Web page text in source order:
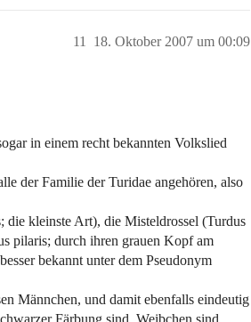
18. Oktober 2007 um 00:09
11
in einem recht bekannten Volkslied
der Familie der Turidae angehören, also
die kleinste Art), die Misteldrossel (Turdus
pilaris; durch ihren grauen Kopf am
bekannt unter dem Pseudonym
Männchen, und damit ebenfalls eindeutig
Färbung sind. Weibchen sind